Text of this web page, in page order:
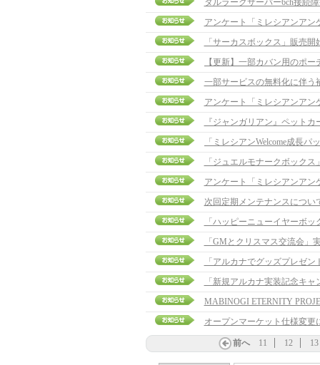
タルラークサーバー6ch接続
アンケート「ミレシアンアン
「サーカスボックス」販売開
一部サービスの無料化に伴う
アンケート「ミレシアンアン
『ジャンガリアン』ペット
「ジュエルモナークボック
アンケート「ミレシアンアン
次回定期メンテナンスについ
「ハッピーニューイヤーボ
「GMとクリスマス交流会」
「アルカナでグッズプレゼ
「新規アルカナ実装記念キ
MABINOGI ETERNITY
オープンマーケット仕様変更
前へ 11 12 13